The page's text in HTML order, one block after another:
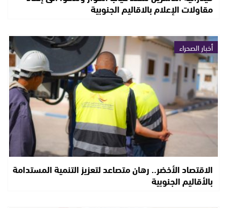
مقاولات الإعلام بالاقاليم الجنوبية
أخبار الصحراء
الاقتصاد الأخضر.. رهان متصاعد لتعزيز التنمية المستدامة
بالأقاليم الجنوبية